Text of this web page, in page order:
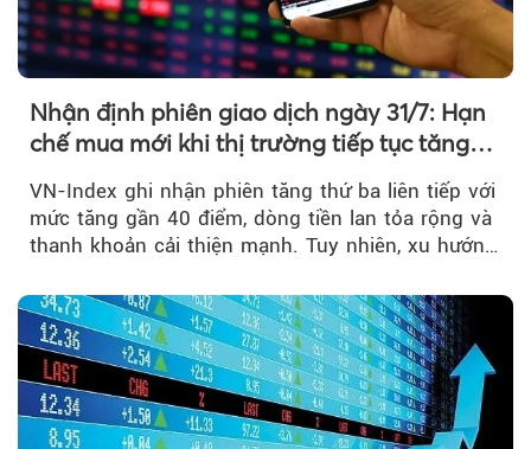
Nhận định phiên giao dịch ngày 31/7: Hạn
chế mua mới khi thị trường tiếp tục tăng
VN-Index ghi nhận phiên tăng thứ ba liên tiếp với
mức tăng gần 40 điểm, dòng tiền lan tỏa rộng và
thanh khoản cải thiện mạnh. Tuy nhiên, xu hướng